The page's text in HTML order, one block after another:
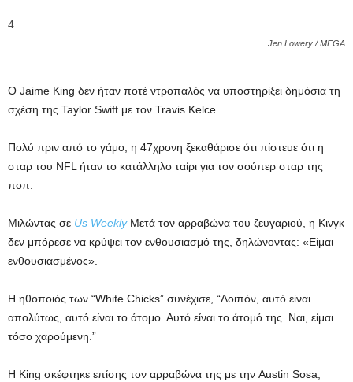
4
Jen Lowery / MEGA
Ο Jaime King δεν ήταν ποτέ ντροπαλός να υποστηρίξει δημόσια τη
σχέση της Taylor Swift με τον Travis Kelce.
Πολύ πριν από το γάμο, η 47χρονη ξεκαθάρισε ότι πίστευε ότι η
σταρ του NFL ήταν το κατάλληλο ταίρι για τον σούπερ σταρ της
ποπ.
Μιλώντας σε Us WeeklyΜετά τον αρραβώνα του ζευγαριού, η Κινγκ
δεν μπόρεσε να κρύψει τον ενθουσιασμό της, δηλώνοντας: «Είμαι
ενθουσιασμένος».
Η ηθοποιός των “White Chicks” συνέχισε, “Λοιπόν, αυτό είναι
απολύτως, αυτό είναι το άτομο. Αυτό είναι το άτομό της. Ναι, είμαι
τόσο χαρούμενη.”
Η King σκέφτηκε επίσης τον αρραβώνα της με την Austin Sosa,